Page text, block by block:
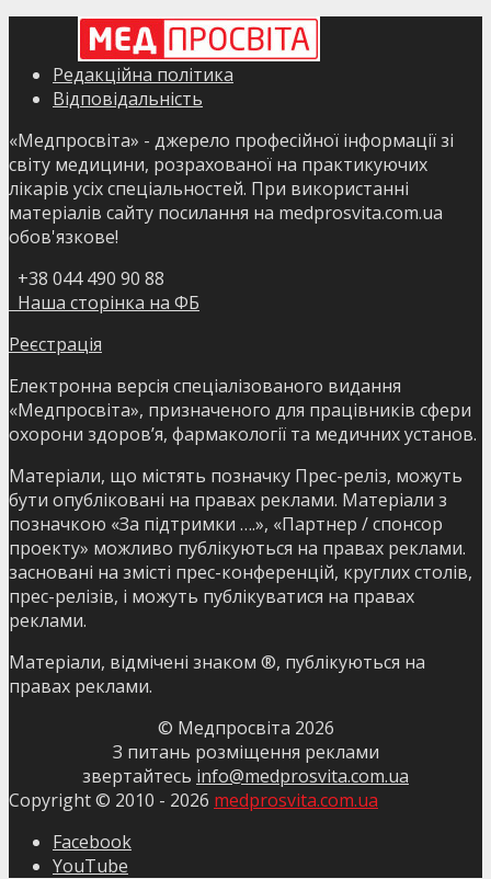
Редакційна політика
Відповідальність
«Медпросвіта» - джерело професійної інформації зі
світу медицини, розрахованої на практикуючих
лікарів усіх спеціальностей. При використанні
матеріалів сайту посилання на medprosvita.com.ua
обов'язкове!
+38 044 490 90 88
Наша сторінка на ФБ
Реєстрація
Електронна версія спеціалізованого видання
«Медпросвіта», призначеного для працівників сфери
охорони здоров’я, фармакології та медичних установ.
Матеріали, що містять позначку Прес-реліз, можуть
бути опубліковані на правах реклами. Матеріали з
позначкою «За підтримки ….», «Партнер / спонсор
проекту» можливо публікуються на правах реклами.
засновані на змісті прес-конференцій, круглих столів,
прес-релізів, і можуть публікуватися на правах
реклами.
Матеріали, відмічені знаком ®, публікуються на
правах реклами.
© Медпросвіта 2026
З питань розміщення реклами
звертайтесь info@medprosvita.com.ua
Copyright © 2010 - 2026 medprosvita.com.ua
Facebook
YouTube